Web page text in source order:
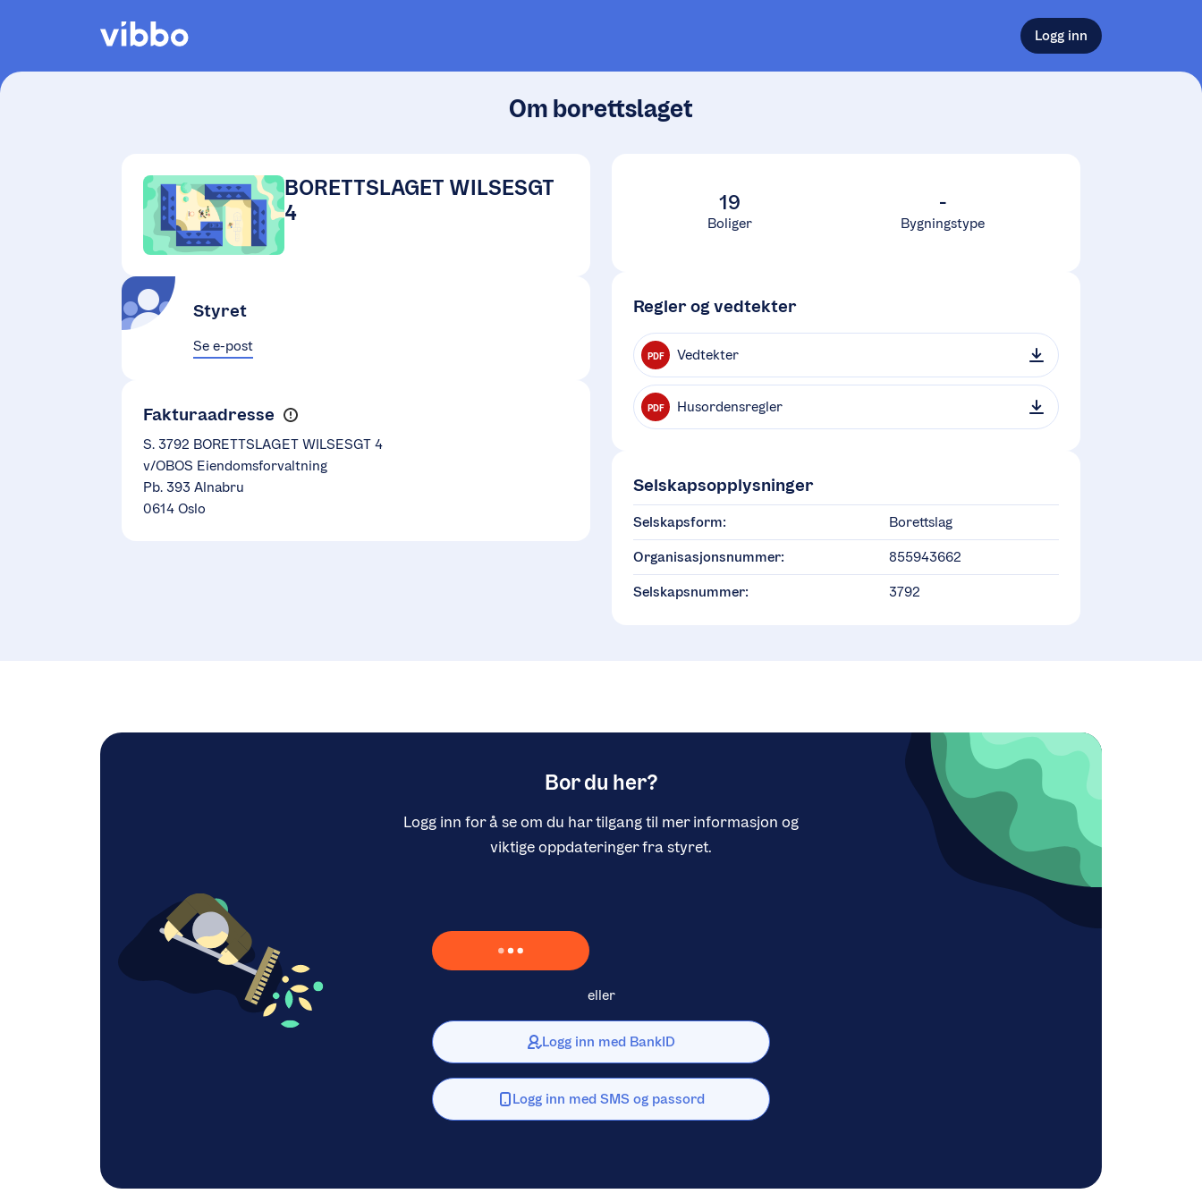
Logg inn
Om borettslaget
BORETTSLAGET WILSESGT
4
Styret
Se e-post
Fakturaadresse
S. 3792 BORETTSLAGET WILSESGT 4
v/OBOS Eiendomsforvaltning
Pb. 393 Alnabru
0614 Oslo
19
Boliger
-
Bygningstype
Regler og vedtekter
PDF Vedtekter
PDF Husordensregler
Selskapsopplysninger
Selskapsform: Borettslag
Organisasjonsnummer: 855943662
Selskapsnummer: 3792
Bor du her?
Logg inn for å se om du har tilgang til mer informasjon og
viktige oppdateringer fra styret.
Laster inn Vipps …
eller
Logg inn med BankID
Logg inn med SMS og passord